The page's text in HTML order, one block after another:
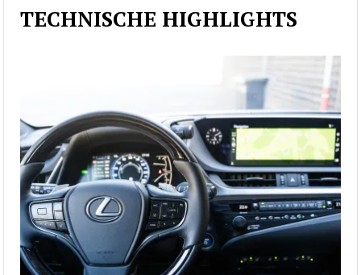
TECHNISCHE HIGHLIGHTS